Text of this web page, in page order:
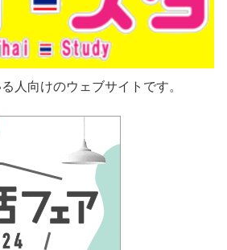
人向けのウェブサイトです。